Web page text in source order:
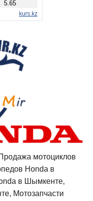
мотоциклов
Honda в
в Шымкенте,
Мотозапчасти